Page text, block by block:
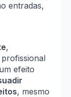
entradas,
,
efeito
, mesmo